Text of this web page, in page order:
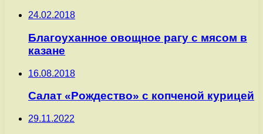
24.02.2018
Благоуханное овощное рагу с мясом в
казане
16.08.2018
Салат «Рождество» с копченой курицей
29.11.2022